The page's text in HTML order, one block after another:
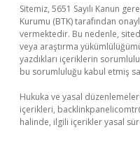
Sitemiz, 5651 Sayılı Kanun
Kurumu (BTK) tarafından
vermektedir. Bu nedenle,
veya araştırma
yazdıkları içeriklerin
bu sorumluluğu kabul etmiş
Hukuka ve yasal
içerikleri,
halinde, ilgili içerikler yasal